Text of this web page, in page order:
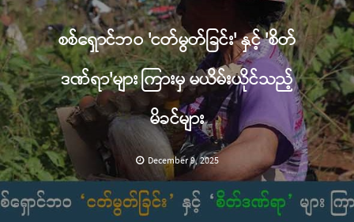
စစ်ရှောင်ဘဝ 'ငတ်မွတ်ခြင်း' နှင့် 'စိတ်
ဒဏ်ရာ'များ ကြားမှ မယိမ်းယိုင်သည့်
မိခင်များ
December 9, 2025